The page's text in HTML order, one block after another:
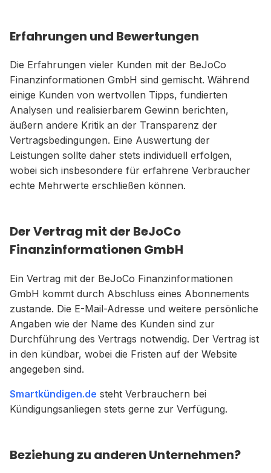
Erfahrungen und Bewertungen
Die Erfahrungen vieler Kunden mit der BeJoCo
Finanzinformationen GmbH sind gemischt. Während
einige Kunden von wertvollen Tipps, fundierten
Analysen und realisierbarem Gewinn berichten,
äußern andere Kritik an der Transparenz der
Vertragsbedingungen. Eine Auswertung der
Leistungen sollte daher stets individuell erfolgen,
wobei sich insbesondere für erfahrene Verbraucher
echte Mehrwerte erschließen können.
Der Vertrag mit der BeJoCo
Finanzinformationen GmbH
Ein Vertrag mit der BeJoCo Finanzinformationen
GmbH kommt durch Abschluss eines Abonnements
zustande. Die E-Mail-Adresse und weitere persönliche
Angaben wie der Name des Kunden sind zur
Durchführung des Vertrags notwendig. Der Vertrag ist
in den kündbar, wobei die Fristen auf der Website
angegeben sind.
Smartkündigen.de steht Verbrauchern bei
Kündigungsanliegen stets gerne zur Verfügung.
Beziehung zu anderen Unternehmen?